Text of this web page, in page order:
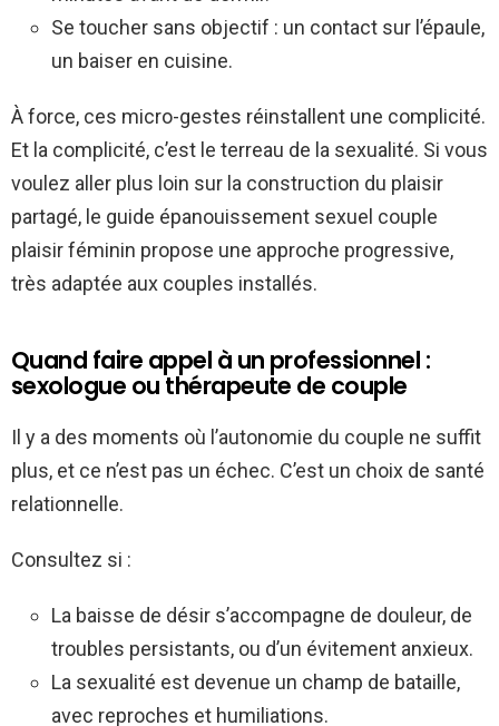
Se toucher sans objectif : un contact sur l’épaule,
un baiser en cuisine.
À force, ces micro-gestes réinstallent une complicité.
Et la complicité, c’est le terreau de la sexualité. Si vous
voulez aller plus loin sur la construction du plaisir
partagé, le guide épanouissement sexuel couple
plaisir féminin propose une approche progressive,
très adaptée aux couples installés.
Quand faire appel à un professionnel :
sexologue ou thérapeute de couple
Il y a des moments où l’autonomie du couple ne suffit
plus, et ce n’est pas un échec. C’est un choix de santé
relationnelle.
Consultez si :
La baisse de désir s’accompagne de douleur, de
troubles persistants, ou d’un évitement anxieux.
La sexualité est devenue un champ de bataille,
avec reproches et humiliations.